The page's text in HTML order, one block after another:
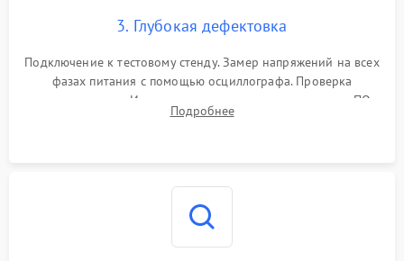
3. Глубокая дефектовка
Подключение к тестовому стенду. Замер напряжений на всех
фазах питания с помощью осциллографа. Проверка
инициализации. Использование специализированного ПО
MATS
Подробнее